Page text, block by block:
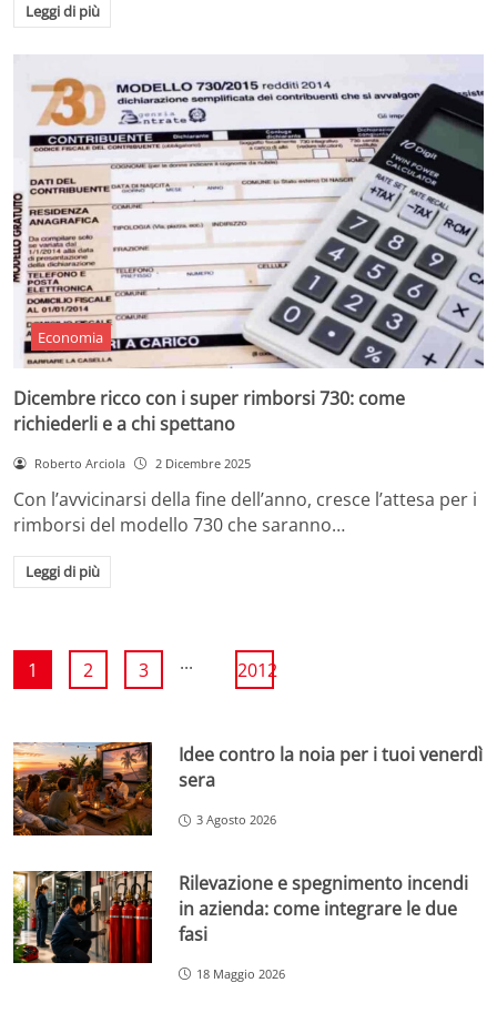
Leggi di più
Economia
Dicembre ricco con i super rimborsi 730: come
richiederli e a chi spettano
Roberto Arciola 2 Dicembre 2025
Con l’avvicinarsi della fine dell’anno, cresce l’attesa per i
rimborsi del modello 730 che saranno…
Leggi di più
1 2 3 ... 2012
Idee contro la noia per i tuoi venerdì
sera
3 Agosto 2026
Rilevazione e spegnimento incendi
in azienda: come integrare le due
fasi
18 Maggio 2026